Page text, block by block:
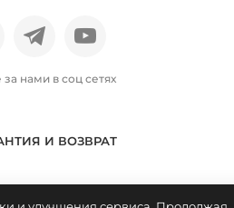
нами в соц сетях
И ВОЗВРАТ